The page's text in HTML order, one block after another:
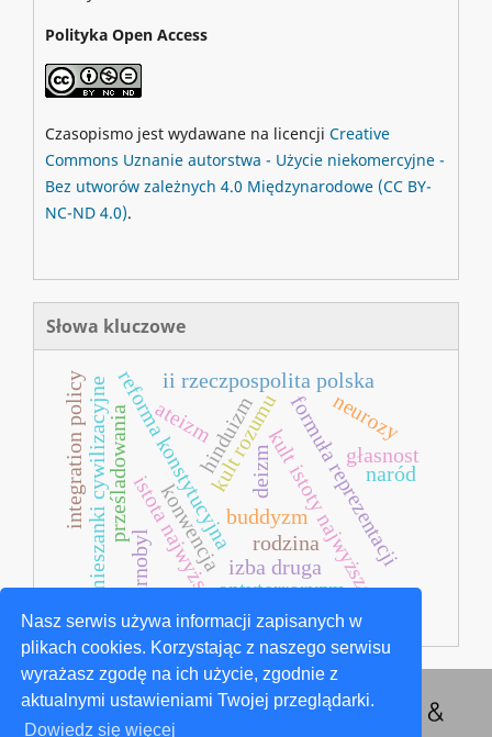
Nasz serwis używa informacji zapisanych w
plikach cookies. Korzystając z naszego serwisu
wyrażasz zgodę na ich użycie, zgodnie z
aktualnymi ustawieniami Twojej przeglądarki.
Dowiedz się więcej
Polityka Open Access
Czasopismo jest wydawane na licencji Creative
Commons Uznanie autorstwa - Użycie niekomercyjne -
Bez utworów zależnych 4.0 Międzynarodowe (CC BY-
NC-ND 4.0).
Słowa kluczowe
rodzina
reforma konstytucyjna
istota najwyższa kult istoty najwyższej
kult rozumu
ii rzeczpospolita polska
formuła reprezentacji
izba druga
prześladowania hinduizm
buddyzm
antyterroryzm
czarnobylkonwencja
deizm głasnost
mieszanki cywilizacyjne
integration policy neurozy
ateizm
naród